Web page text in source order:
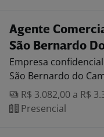
Agente
São Bernardo
Empresa confidencial
São Bernardo do
R$ 3.082,00 a R$
Presencial